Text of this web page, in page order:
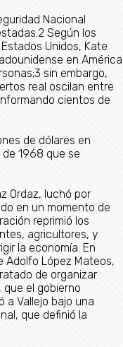
Nacional
Según los
Unidos, Kate
en América
sin embargo,
real oscilan entre
cientos de
de dólares en
1968 que se
Ordaz, luchó por
en un momento de
reprimió los
agricultores, y
la economía. En
Adolfo López Mateos,
de organizar
el gobierno
a Vallejo bajo una
que definió la